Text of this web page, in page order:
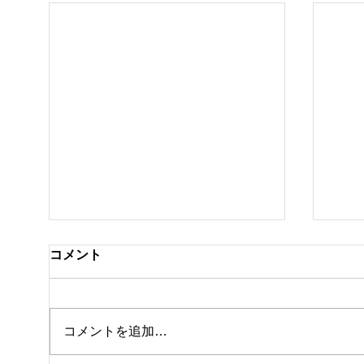
休館日のお知らせ
テ
コメント
コメントを追加…